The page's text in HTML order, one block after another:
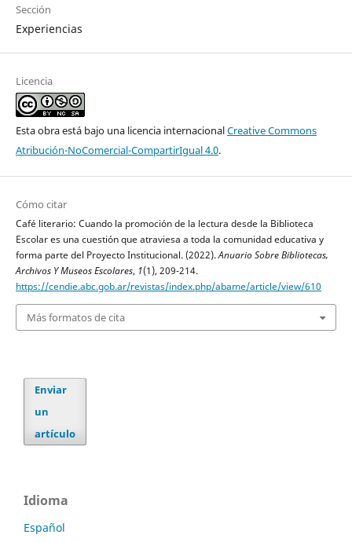
Sección
Experiencias
Licencia
Esta obra está bajo una licencia internacionalCreative Commons
Atribución-NoComercial-CompartirIgual 4.0.
Cómo citar
Café literario: Cuando la promoción de la lectura desde la Biblioteca
Escolar es una cuestión que atraviesa a toda la comunidad educativa y
forma parte del Proyecto Institucional. (2022).Anuario Sobre Bibliotecas,
Archivos Y Museos Escolares, 1(1), 209-214.
https://cendie.abc.gob.ar/revistas/index.php/abame/article/view/610
Más formatos de cita
Enviar
un
artículo
Idioma
Español